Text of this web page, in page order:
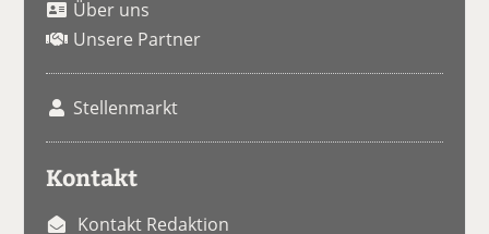
Über uns
Unsere Partner
Stellenmarkt
Kontakt
Kontakt Redaktion